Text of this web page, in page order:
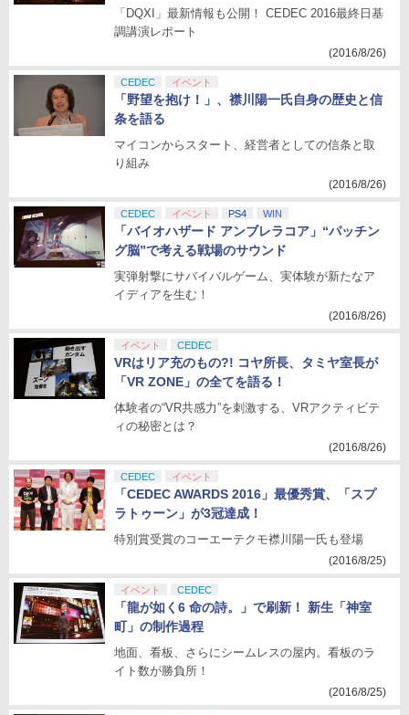
「DQXI」最新情報も公開！ CEDEC 2016最終日基
調講演レポート
(2016/8/26)
CEDEC イベント
「野望を抱け！」、襟川陽一氏自身の歴史と信
条を語る
マイコンからスタート、経営者としての信条と取
り組み
(2016/8/26)
CEDEC イベント PS4 WIN
「バイオハザード アンブレラコア」“パッチン
グ脳”で考える戦場のサウンド
実弾射撃にサバイバルゲーム、実体験が新たなア
イディアを生む！
(2016/8/26)
イベント CEDEC
VRはリア充のもの?! コヤ所長、タミヤ室長が
「VR ZONE」の全てを語る！
体験者の“VR共感力”を刺激する、VRアクティビテ
ィの秘密とは？
(2016/8/26)
CEDEC イベント
「CEDEC AWARDS 2016」最優秀賞、「スプ
ラトゥーン」が3冠達成！
特別賞受賞のコーエーテクモ襟川陽一氏も登場
(2016/8/25)
イベント CEDEC
「龍が如く6 命の詩。」で刷新！ 新生「神室
町」の制作過程
地面、看板、さらにシームレスの屋内。看板のラ
イト数が勝負所！
(2016/8/25)